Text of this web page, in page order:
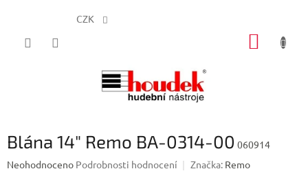
CZK
Blána 14" Remo BA-0314-00 060914
Průměrné
Neohodnoceno Podrobnosti hodnocení Značka: Remo